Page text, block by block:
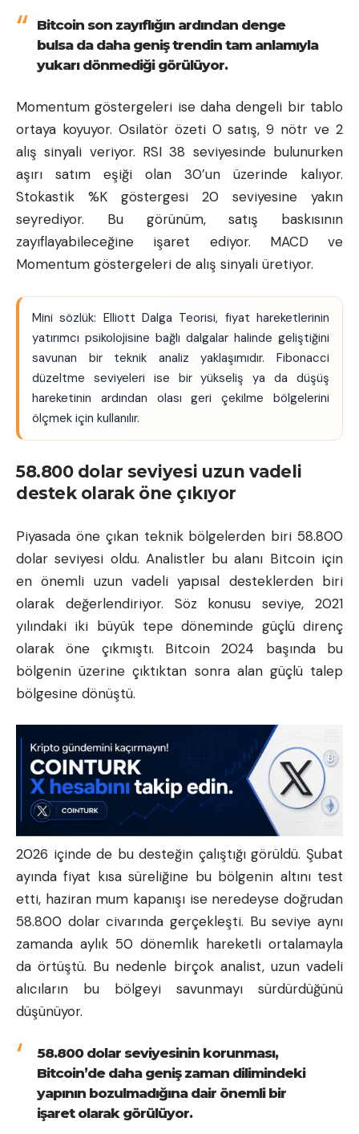
Bitcoin son zayıflığın ardından denge
bulsa da daha geniş trendin tam anlamıyla
yukarı dönmediği görülüyor.
Momentum göstergeleri ise daha dengeli bir tablo
ortaya koyuyor. Osilatör özeti 0 satış, 9 nötr ve 2
alış sinyali veriyor. RSI 38 seviyesinde bulunurken
aşırı satım eşiği olan 30’un üzerinde kalıyor.
Stokastik %K göstergesi 20 seviyesine yakın
seyrediyor. Bu görünüm, satış baskısının
zayıflayabileceğine işaret ediyor. MACD ve
Momentum göstergeleri de alış sinyali üretiyor.
Mini sözlük: Elliott Dalga Teorisi, fiyat hareketlerinin
yatırımcı psikolojisine bağlı dalgalar halinde geliştiğini
savunan bir teknik analiz yaklaşımıdır. Fibonacci
düzeltme seviyeleri ise bir yükseliş ya da düşüş
hareketinin ardından olası geri çekilme bölgelerini
ölçmek için kullanılır.
58.800 dolar seviyesi uzun vadeli
destek olarak öne çıkıyor
Piyasada öne çıkan teknik bölgelerden biri 58.800
dolar seviyesi oldu. Analistler bu alanı Bitcoin için
en önemli uzun vadeli yapısal desteklerden biri
olarak değerlendiriyor. Söz konusu seviye, 2021
yılındaki iki büyük tepe döneminde güçlü direnç
olarak öne çıkmıştı. Bitcoin 2024 başında bu
bölgenin üzerine çıktıktan sonra alan güçlü talep
bölgesine dönüştü.
2026 içinde de bu desteğin çalıştığı görüldü. Şubat
ayında fiyat kısa süreliğine bu bölgenin altını test
etti, haziran mum kapanışı ise neredeyse doğrudan
58.800 dolar civarında gerçekleşti. Bu seviye aynı
zamanda aylık 50 dönemlik hareketli ortalamayla
da örtüştü. Bu nedenle birçok analist, uzun vadeli
alıcıların bu bölgeyi savunmayı sürdürdüğünü
düşünüyor.
58.800 dolar seviyesinin korunması,
Bitcoin’de daha geniş zaman dilimindeki
yapının bozulmadığına dair önemli bir
işaret olarak görülüyor.